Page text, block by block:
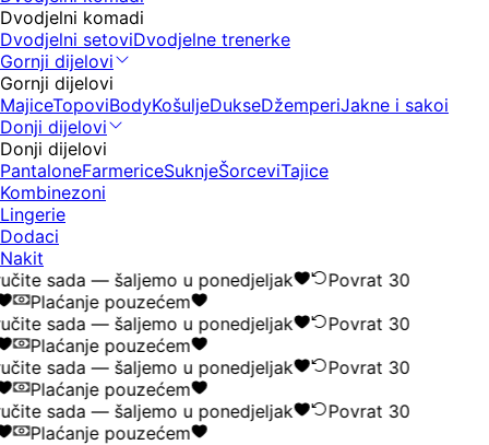
Dvodjelni komadi
Dvodjelni setoviDvodjelne trenerke
Gornji dijelovi
Gornji dijelovi
MajiceTopoviBodyKošuljeDukseDžemperiJakne i sakoi
Donji dijelovi
Donji dijelovi
PantaloneFarmericeSuknjeŠorceviTajice
Kombinezoni
Lingerie
Dodaci
Nakit
sada — šaljemo u ponedjeljak
Povrat 30
Plaćanje pouzećem
sada — šaljemo u ponedjeljak
Povrat 30
Plaćanje pouzećem
sada — šaljemo u ponedjeljak
Povrat 30
Plaćanje pouzećem
sada — šaljemo u ponedjeljak
Povrat 30
Plaćanje pouzećem